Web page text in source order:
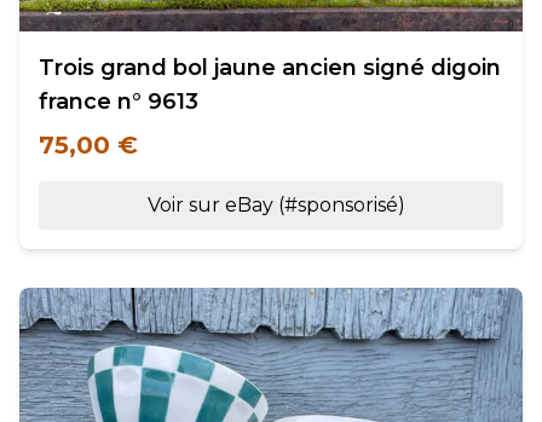
Trois grand bol jaune ancien signé digoin
france n° 9613
75,00 €
Voir sur eBay (#sponsorisé)